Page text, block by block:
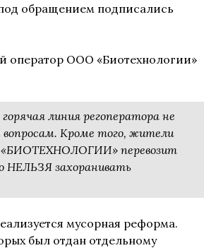
обращением подписались
оператор ООО «Биотехнологии»
линия регоператора не
Кроме того, жители
«БИОТЕХНОЛОГИИ» перевозит
НЕЛЬЗЯ захоранивать
мусорная реформа.
был отдан отдельному